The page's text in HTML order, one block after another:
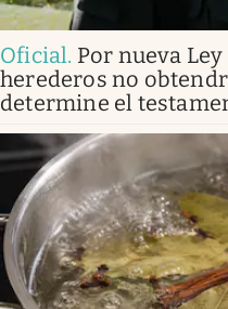
Oficial. Por nueva
herederos no
determine el